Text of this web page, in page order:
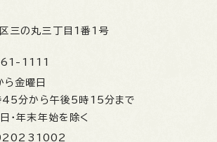
三の丸三丁目1番1号
1111
ら金曜日
分から午後5時15分まで
・年末年始を除く